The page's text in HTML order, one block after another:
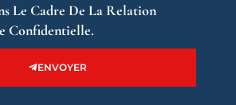
Le Cadre De La Relation
Confidentielle.
ENVOYER